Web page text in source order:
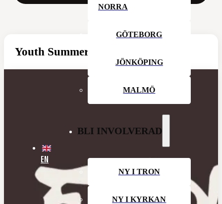
NORRA
GÖTEBORG
JÖNKÖPING
MALMÖ
BLI INVOLVERAD
NY I TRON
NY I KYRKAN
EN
Youth Summer Hangout